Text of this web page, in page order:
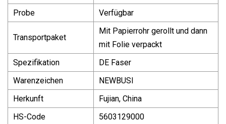
Probe
Verfügbar
Transportpaket
Mit Papierrohr gerollt und dann
mit Folie verpackt
Spezifikation
DE Faser
Warenzeichen
NEWBUSI
Herkunft
Fujian, China
HS-Code
5603129000